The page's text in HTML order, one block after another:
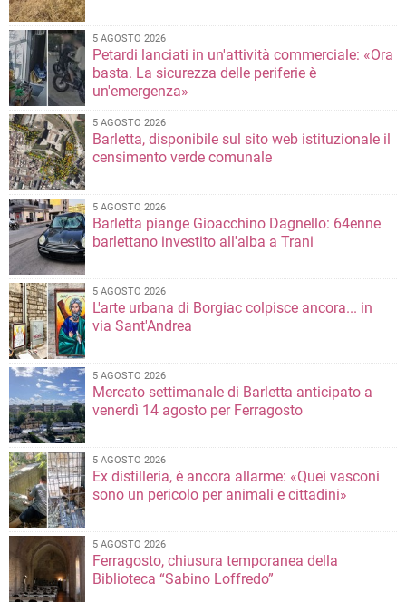
5 AGOSTO 2026
Petardi lanciati in un'attività commerciale: «Ora
basta. La sicurezza delle periferie è
un'emergenza»
5 AGOSTO 2026
Barletta, disponibile sul sito web istituzionale il
censimento verde comunale
5 AGOSTO 2026
Barletta piange Gioacchino Dagnello: 64enne
barlettano investito all'alba a Trani
5 AGOSTO 2026
L'arte urbana di Borgiac colpisce ancora... in
via Sant'Andrea
5 AGOSTO 2026
Mercato settimanale di Barletta anticipato a
venerdì 14 agosto per Ferragosto
5 AGOSTO 2026
Ex distilleria, è ancora allarme: «Quei vasconi
sono un pericolo per animali e cittadini»
5 AGOSTO 2026
Ferragosto, chiusura temporanea della
Biblioteca “Sabino Loffredo”